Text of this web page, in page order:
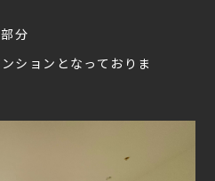
分
ションとなっておりま